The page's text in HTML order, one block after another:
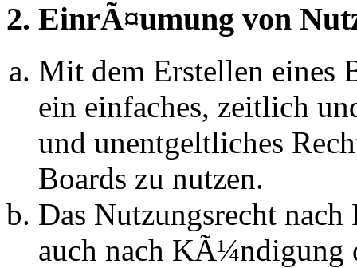
2. EinrÃ¤umung von
Mit dem Erstellen eines
ein einfaches, zeitlich
und unentgeltliches
Boards zu nutzen.
Das Nutzungsrecht
auch nach KÃ¼ndigung